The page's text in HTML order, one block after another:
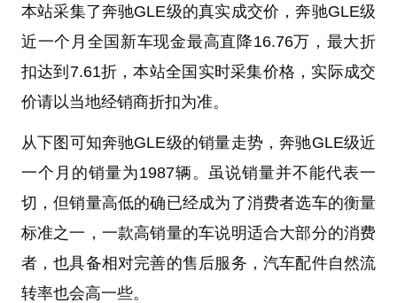
本站采集了奔驰GLE级的真实成交价，奔驰GLE级
近一个月全国新车现金最高直降16.76万，最大折
扣达到7.61折，本站全国实时采集价格，实际成交
价请以当地经销商折扣为准。
从下图可知奔驰GLE级的销量走势，奔驰GLE级近
一个月的销量为1987辆。虽说销量并不能代表一
切，但销量高低的确已经成为了消费者选车的衡量
标准之一，一款高销量的车说明适合大部分的消费
者，也具备相对完善的售后服务，汽车配件自然流
转率也会高一些。